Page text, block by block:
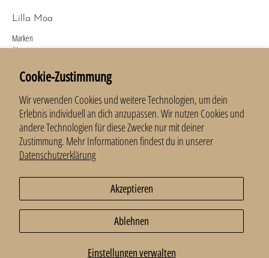
Cookie-Zustimmung
Wir verwenden Cookies und weitere Technologien, um dein
Erlebnis individuell an dich anzupassen. Wir nutzen Cookies und
andere Technologien für diese Zwecke nur mit deiner
Zustimmung. Mehr Informationen findest du in unserer
Datenschutzerklärung
Einstellungen verwalten
Akzeptieren
Ablehnen
Lilla Moa
Marken
Über uns
Anmelden und 10 % erhalten.
E-Mail*